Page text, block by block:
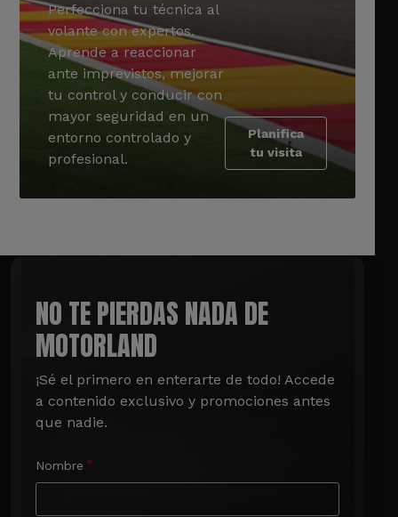
Perfecciona tu técnica al
volante con expertos.
Aprende a reaccionar
ante imprevistos, mejorar
tu control y conducir con
mayor seguridad en un
entorno controlado y
profesional.
Planifica
tu visita
NO TE PIERDAS NADA DE
MOTORLAND
¡Sé el primero en enterarte de todo! Accede
a contenido exclusivo y promociones antes
que nadie.
Nombre